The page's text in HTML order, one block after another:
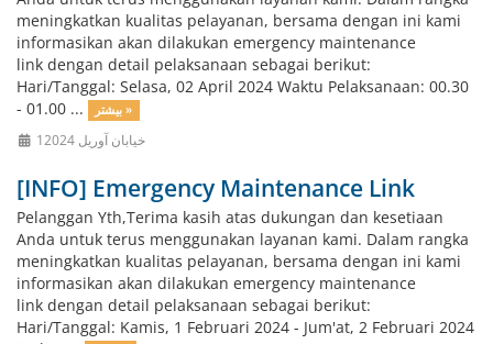
meningkatkan kualitas pelayanan, bersama dengan ini kami
informasikan akan dilakukan emergency maintenance
link dengan detail pelaksanaan sebagai berikut:
Hari/Tanggal: Selasa, 02 April 2024 Waktu Pelaksanaan: 00.30
- 01.00 ...
بیشتر »
1خیابان آوریل 2024
[INFO] Emergency Maintenance Link
Pelanggan Yth,Terima kasih atas dukungan dan kesetiaan
Anda untuk terus menggunakan layanan kami. Dalam rangka
meningkatkan kualitas pelayanan, bersama dengan ini kami
informasikan akan dilakukan emergency maintenance
link dengan detail pelaksanaan sebagai berikut:
Hari/Tanggal: Kamis, 1 Februari 2024 - Jum'at, 2 Februari 2024